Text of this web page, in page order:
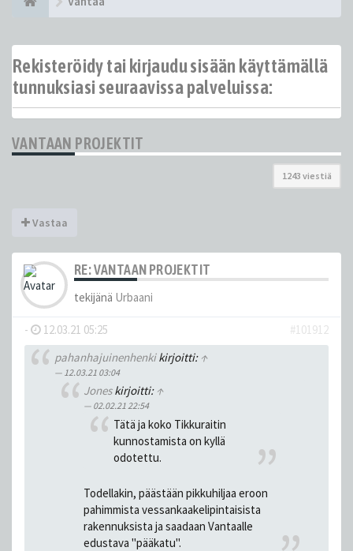
Rekisteröidy tai kirjaudu sisään käyttämällä
tunnuksiasi seuraavissa palveluissa:
VANTAAN PROJEKTIT
1243 viestiä
Vastaa
RE: VANTAAN PROJEKTIT
tekijänä Urbaani
- 12.03.21 05:25
#101912
pahanhajuinenhenkikirjoitti: ↑
12.03.21 03:04
Joneskirjoitti: ↑
02.02.21 22:54
Tätä ja koko Tikkuraitin
kunnostamista on kyllä
odotettu.
Todellakin, päästään pikkuhiljaa eroon
pahimmista vessankaakelipintaisista
rakennuksista ja saadaan Vantaalle
edustava "pääkatu".